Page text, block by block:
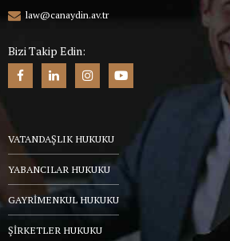
law@canaydin.av.tr
Bizi Takip Edin:
VATANDAŞLIK HUKUKU
YABANCILAR HUKUKU
GAYRİMENKUL HUKUKU
ŞİRKETLER HUKUKU